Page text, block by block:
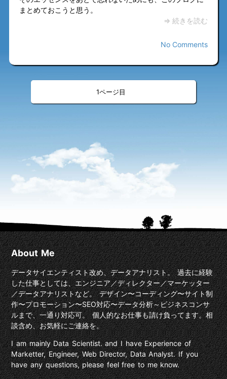
まとめておこうと思う。
⇒ 続きを読む
No Comments
1
About Me
データサイエンティスト改め、データアナリスト。 過去に経験
した仕事としては、エンジニア／ディレクター／マーケッター
／データアナリストなど。 デザイン〜コーディング〜サイト制
作〜プロモーション〜SEO対応〜データ分析～ビジネスコンサ
ルまで、一通り対応可。 個人的なお仕事も請け負ってます。相
談含め、お気軽にご連絡を。
I am mainly Data Scientist. and I have Experience of
Marketter, Engineer, Web Director, Data Analyst. If you
have any questions, please feel free to me know.